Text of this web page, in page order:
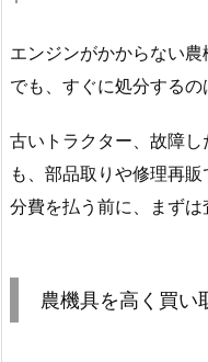
エンジンがかからない
でも、すぐに処分するの
古いトラクター、故障
も、部品取りや修理再
分費を払う前に、まずは
農機具を高く買い